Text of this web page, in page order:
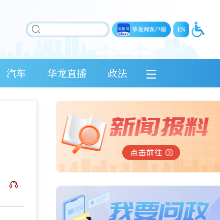
汽车 华龙直播 政法